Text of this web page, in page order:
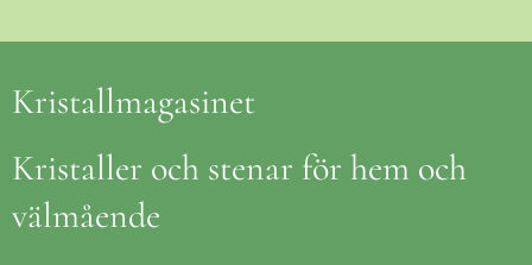
Kristallmagasinet
Kristaller och stenar för hem och
välmående